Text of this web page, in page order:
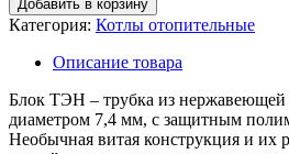
Добавить в корзину
Категория: Котлы отопительные
Описание товара
Блок ТЭН – трубка из нержавеющей
диаметром 7,4 мм, с защитным
Необычная витая конструкция и их